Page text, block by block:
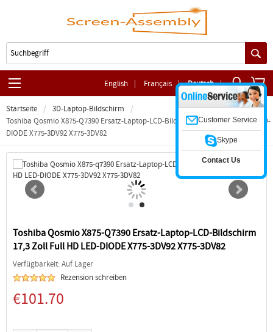
English | Français | Deutsch |
Startseite
3D-Laptop-Bildschirm
Toshiba Qosmio X875-Q7390 Ersatz-Laptop-LCD-Bildschirm 17,3 Zoll Full HD LED-
DIODE X775-3DV92 X775-3DV82
Toshiba Qosmio X875-Q7390 Ersatz-Laptop-LCD-Bildschirm
17,3 Zoll Full HD LED-DIODE X775-3DV92 X775-3DV82
Verfügbarkeit: Auf Lager
Rezension schreiben
€101.70
Customer Service
Skype
Contact Us